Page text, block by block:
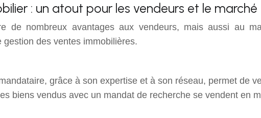
: un atout pour les vendeurs et le marché
de nombreux avantages aux vendeurs, mais aussi au
des ventes immobilières.
grâce à son expertise et à son réseau, permet de
biens vendus avec un mandat de recherche se vendent en